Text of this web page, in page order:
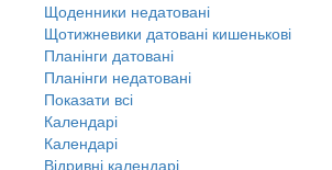
Щоденники недатовані
Щотижневики датовані кишенькові
Планінги датовані
Планінги недатовані
Показати всі
Календарі
Календарі
Відривні календарі